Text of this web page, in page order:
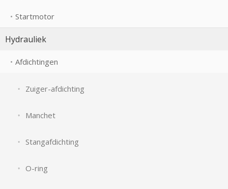
Startmotor
Hydrauliek
Afdichtingen
Zuiger-afdichting
Manchet
Stangafdichting
O-ring